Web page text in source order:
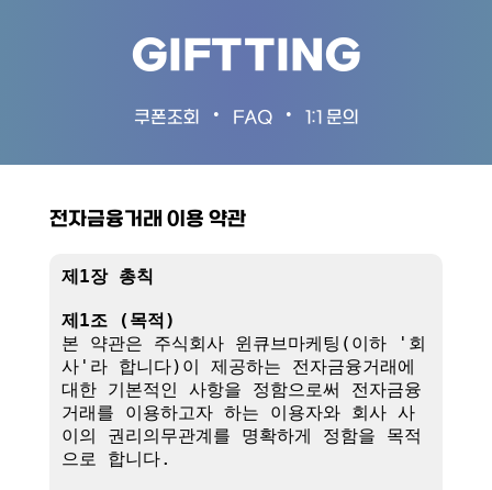
GIFTTING
쿠폰조회 • FAQ • 1:1 문의
전자금융거래 이용 약관
제1장 총칙
제1조 (목적)
본 약관은 주식회사 윈큐브마케팅(이하 '회
사'라 합니다)이 제공하는 전자금융거래에
대한 기본적인 사항을 정함으로써 전자금융
거래를 이용하고자 하는 이용자와 회사 사
이의 권리의무관계를 명확하게 정함을 목적
으로 합니다.